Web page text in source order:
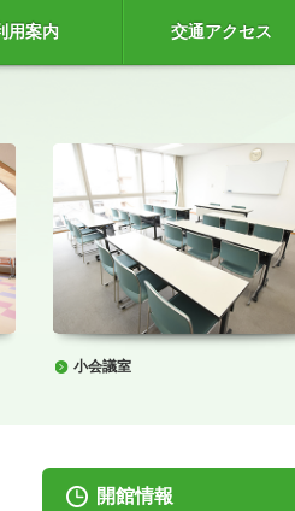
用案内 交通アクセス
小会議室
開館情報